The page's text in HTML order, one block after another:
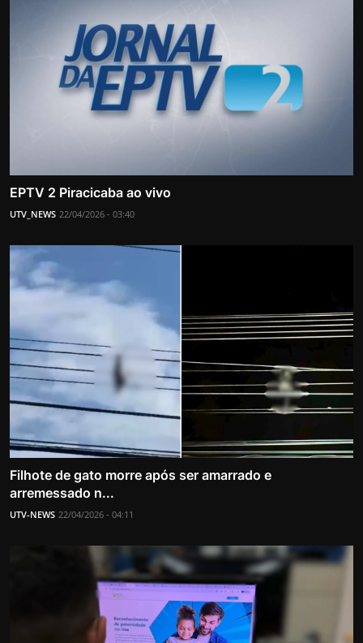
EPTV 2 Piracicaba ao vivo
UTV_NEWS 22/04/2026 - 03:40
Filhote de gato morre após ser amarrado e
arremessado n...
UTV-NEWS 22/04/2026 - 04:11